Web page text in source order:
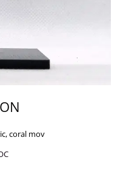
coral mov